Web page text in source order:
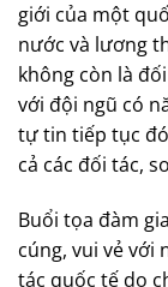
giới của một
nước và lương
không còn là
với đội ngũ có
tự tin tiếp tục
cả các đối tác,
Buổi tọa đàm
cúng, vui vẻ với
tác quốc tế do